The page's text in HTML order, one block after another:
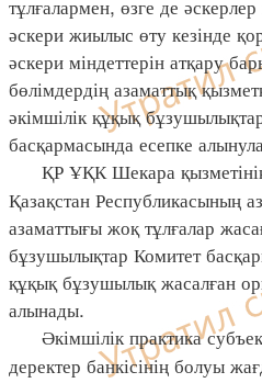
тұлғалармен, өзге де
әскери жиылыс өту кезінде
әскери міндеттерін атқару
бөлімдердің азаматтық
әкімшілік құқық
басқармасында есепке
ҚР ҰҚК Шекара қызметінің
Қазақстан Республикасының
азаматтығы жоқ тұлғалар
бұзушылықтар Комитет
құқық бұзушылық жасалған
алынады.
Әкімшілік практика
деректер банкісінің болуы